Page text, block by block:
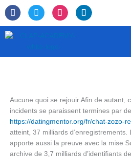
Skip
to
content
F
a
c
e
T
w
i
I
n
s
L
i
n
Aucune quoi se rejouir Afin de autant,
incidents se paraissent termines par
https://datingmentor.org/fr/chat-zozo-
atteint, 37 milliards d’enregistrements.
apporte aussi la preuve avec la mise
archive de 3,7 milliards d’identifiants